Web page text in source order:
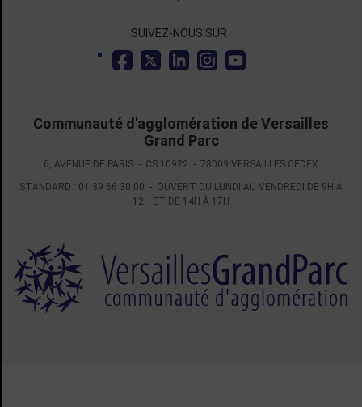
Suivez-nous
SUIVEZ-NOUS SUR
Communauté d'agglomération de Versailles
Grand Parc
6, AVENUE DE PARIS - CS 10922 - 78009 VERSAILLES CEDEX
STANDARD : 01 39 66 30 00 - OUVERT DU LUNDI AU VENDREDI DE 9H À
12H ET DE 14H À 17H